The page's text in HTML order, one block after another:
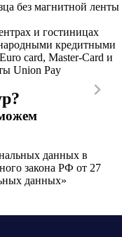
без магнитной ленты
и гостиницах
кредитными
card, Master-Card и
Union Pay
данных в
закона РФ от 27
данных»